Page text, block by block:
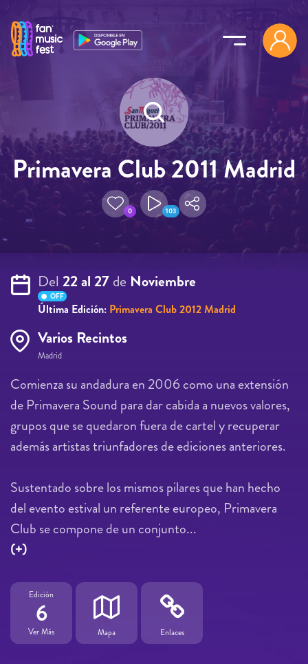
Primavera Club 2011 Madrid
0 103
Del 22 al 27de Noviembre
OFF
Última Edición: Primavera Club 2012 Madrid
Varios Recintos
Madrid
Comienza su andadura en 2006 como una extensión
de Primavera Sound para dar cabida a nuevos valores,
grupos que se quedaron fuera de cartel y recuperar
además artistas triunfadores de ediciones anteriores.
Sustentado sobre los mismos pilares que han hecho
del evento estival un referente europeo, Primavera
Club se compone de un conjunto...
(+)
Edición
6
Ver Más Mapa Enlaces